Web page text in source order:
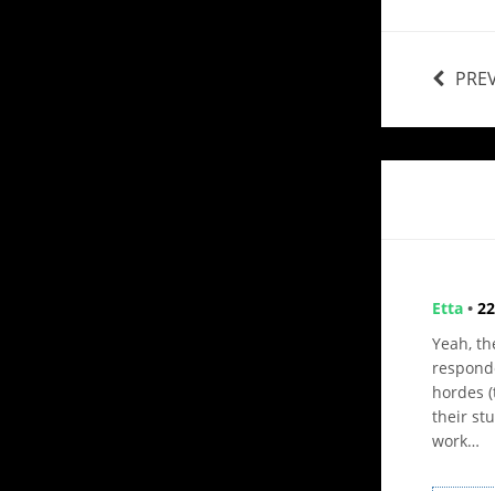
Etta•
Yeah,
hordes
their
work…